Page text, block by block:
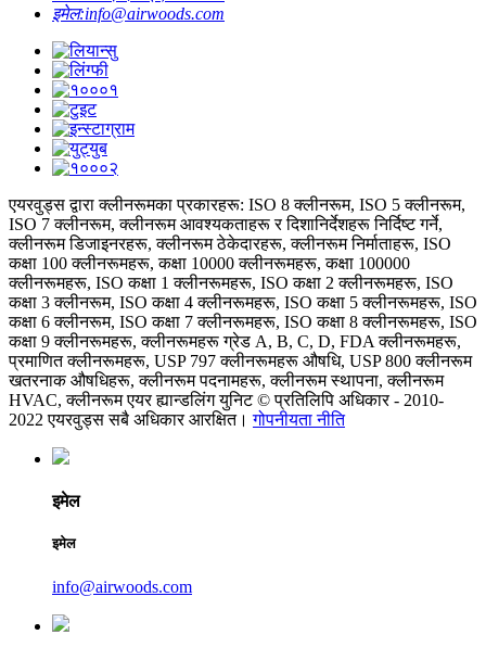
इमेल:info@airwoods.com
एयरवुड्स द्वारा क्लीनरूमका प्रकारहरू: ISO 8 क्लीनरूम, ISO 5 क्लीनरूम,
ISO 7 क्लीनरूम, क्लीनरूम आवश्यकताहरू र दिशानिर्देशहरू निर्दिष्ट गर्ने,
क्लीनरूम डिजाइनरहरू, क्लीनरूम ठेकेदारहरू, क्लीनरूम निर्माताहरू, ISO
कक्षा 100 क्लीनरूमहरू, कक्षा 10000 क्लीनरूमहरू, कक्षा 100000
क्लीनरूमहरू, ISO कक्षा 1 क्लीनरूमहरू, ISO कक्षा 2 क्लीनरूमहरू, ISO
कक्षा 3 क्लीनरूम, ISO कक्षा 4 क्लीनरूमहरू, ISO कक्षा 5 क्लीनरूमहरू, ISO
कक्षा 6 क्लीनरूम, ISO कक्षा 7 क्लीनरूमहरू, ISO कक्षा 8 क्लीनरूमहरू, ISO
कक्षा 9 क्लीनरूमहरू, क्लीनरूमहरू ग्रेड A, B, C, D, FDA क्लीनरूमहरू,
प्रमाणित क्लीनरूमहरू, USP 797 क्लीनरूमहरू औषधि, USP 800 क्लीनरूम
खतरनाक औषधिहरू, क्लीनरूम पदनामहरू, क्लीनरूम स्थापना, क्लीनरूम
HVAC, क्लीनरूम एयर ह्यान्डलिंग युनिट © प्रतिलिपि अधिकार - 2010-
2022 एयरवुड्स सबै अधिकार आरक्षित। गोपनीयता नीति
इमेल
इमेल
info@airwoods.com